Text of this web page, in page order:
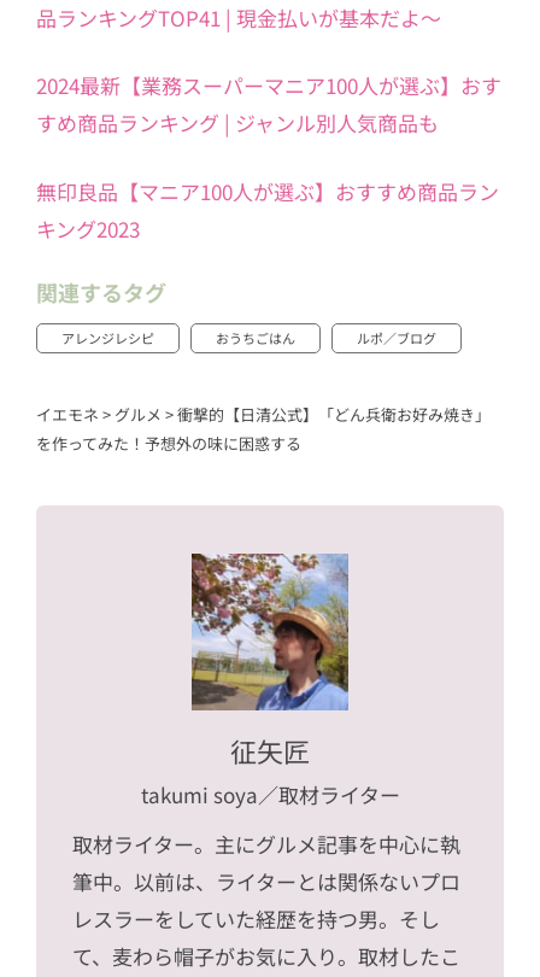
品ランキングTOP41 | 現金払いが基本だよ～
2024最新【業務スーパーマニア100人が選ぶ】おす
すめ商品ランキング | ジャンル別人気商品も
無印良品【マニア100人が選ぶ】おすすめ商品ラン
キング2023
関連するタグ
アレンジレシピ おうちごはん ルポ／ブログ
イエモネ > グルメ >衝撃的【日清公式】「どん兵衛お好み焼き」
を作ってみた！予想外の味に困惑する
征矢匠
takumi soya／取材ライター
取材ライター。主にグルメ記事を中心に執
筆中。以前は、ライターとは関係ないプロ
レスラーをしていた経歴を持つ男。そし
て、麦わら帽子がお気に入り。取材したこ